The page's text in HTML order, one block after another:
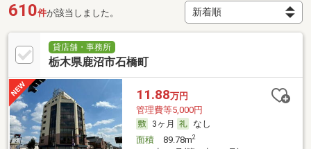
610件が該当しました。
貸店舗・事務所
栃木県鹿沼市石橋町
11.88万円
管理費等5,000円
3ヶ月
なし
面積89.78m2